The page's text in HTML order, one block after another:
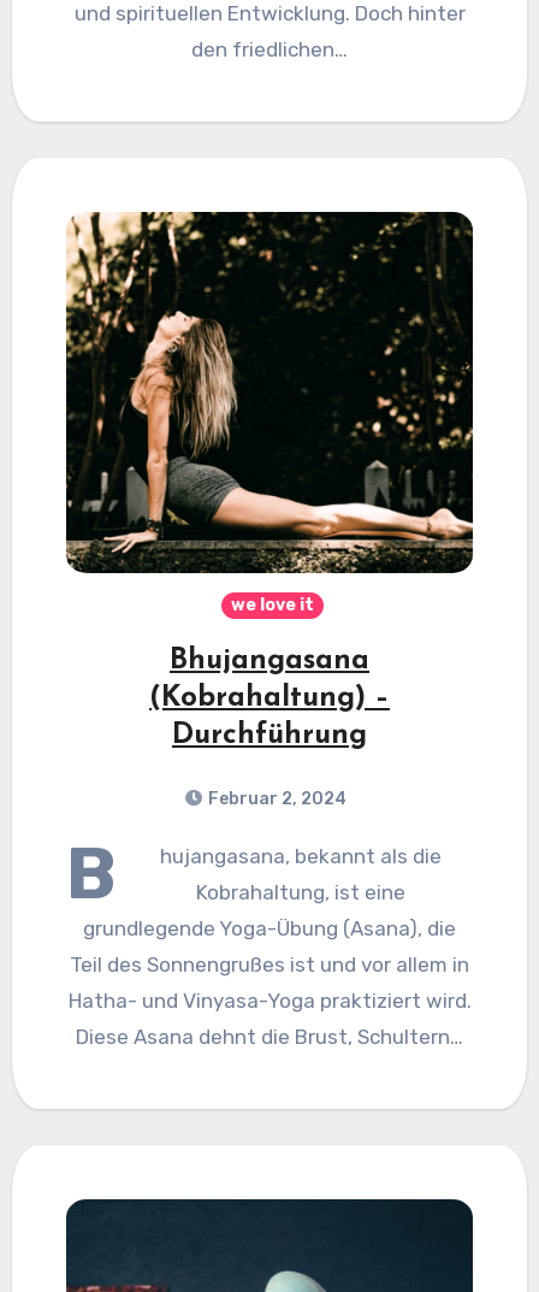
und spirituellen Entwicklung. Doch hinter
den friedlichen…
we love it
Bhujangasana
(Kobrahaltung) –
Durchführung
Februar 2, 2024
B
hujangasana, bekannt als die
Kobrahaltung, ist eine
grundlegende Yoga-Übung (Asana), die
Teil des Sonnengrußes ist und vor allem in
Hatha- und Vinyasa-Yoga praktiziert wird.
Diese Asana dehnt die Brust, Schultern…